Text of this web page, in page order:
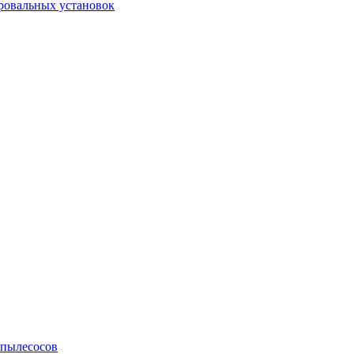
установок